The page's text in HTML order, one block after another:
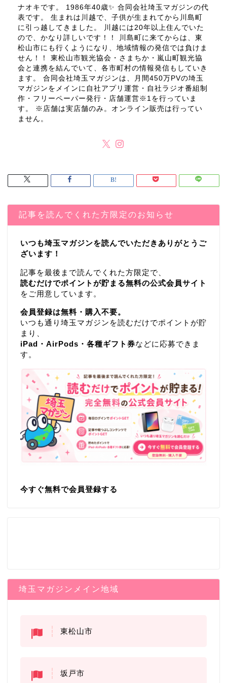
ナオキです。 1986年40歳✨ 合同会社埼玉マガジンの代
表です。 生まれは川越で、子供が生まれてから川島町
に引っ越してきました。 川越には20年以上住んでいた
ので、かなり詳しいです！！ 川島町に来てからは、東
松山市にも行くようになり、地域情報の発信では負けま
せん！！ 東松山市観光協会・さまちか・嵐山町観光協
会と連携を結んでいて、各市町村の情報発信もしていき
ます。 合同会社埼玉マガジンは、月間450万PVの埼玉
マガジンをメインに自社アプリ運営・自社ラジオ番組制
作・フリーペーパー発行・店舗運営※1を行っていま
す。 ※店舗は実店舗のみ。オンライン販売は行ってい
ません。
記事を読んでくれた方限定のお知らせ
いつも埼玉マガジンを読んでいただきありがとうご
ざいます！
記事を最後まで読んでくれた方限定で、
読むだけでポイントが貯まる無料の公式会員サイト
をご用意しています。
会員登録は無料・購入不要。
いつも通り埼玉マガジンを読むだけでポイントが貯
まり、
iPad・AirPods・各種ギフト券などに応募できま
す。
今すぐ無料で会員登録する
埼玉マガジンメイン地域
東松山市
坂戸市